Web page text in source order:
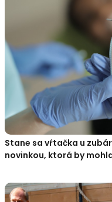
Stane sa vŕtačka u
novinkou, ktorá by